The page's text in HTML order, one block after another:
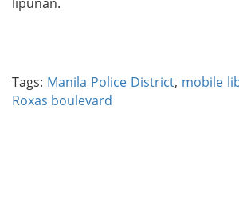
Tags: Manila Police District, mobile
Roxas boulevard